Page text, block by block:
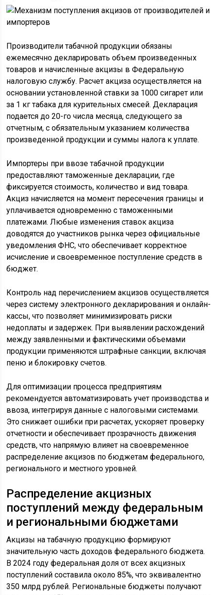
Производители табачной продукции обязаны
ежемесячно декларировать объем произведенных
товаров и начисленные акцизы в Федеральную
налоговую службу. Расчет акциза осуществляется на
основании установленной ставки за 1000 сигарет или
за 1 кг табака для курительных смесей. Декларация
подается до 20-го числа месяца, следующего за
отчетным, с обязательным указанием количества
произведенной продукции и суммы налога к уплате.
Импортеры при ввозе табачной продукции
предоставляют таможенные декларации, где
фиксируется стоимость, количество и вид товара.
Акциз начисляется на момент пересечения границы и
уплачивается одновременно с таможенными
платежами. Любые изменения ставок акциза
доводятся до участников рынка через официальные
уведомления ФНС, что обеспечивает корректное
исчисление и своевременное поступление средств в
бюджет.
Контроль над перечислением акцизов осуществляется
через систему электронного декларирования и онлайн-
кассы, что позволяет минимизировать риски
недоплаты и задержек. При выявлении расхождений
между заявленными и фактическими объемами
продукции применяются штрафные санкции, включая
пеню и блокировку счетов.
Для оптимизации процесса предприятиям
рекомендуется автоматизировать учет производства и
ввоза, интегрируя данные с налоговыми системами.
Это снижает ошибки при расчетах, ускоряет проверку
отчетности и обеспечивает прозрачность движения
средств, что напрямую влияет на своевременное
распределение акцизов по бюджетам федерального,
регионального и местного уровней.
Распределение акцизных
поступлений между федеральным
и региональными бюджетами
Акцизы на табачную продукцию формируют
значительную часть доходов федерального бюджета.
В 2024 году федеральная доля от всех акцизных
поступлений составила около 85%, что эквивалентно
350 млрд рублей. Региональные бюджеты получают